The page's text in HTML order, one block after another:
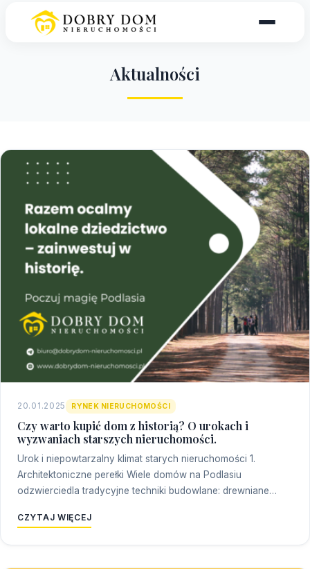
Aktualności
20.01.2025 RYNEK NIERUCHOMOŚCI
Czy warto kupić dom z historią? O urokach i
wyzwaniach starszych nieruchomości.
Urok i niepowtarzalny klimat starych nieruchomości 1.
Architektoniczne perełki Wiele domów na Podlasiu
odzwierciedla tradycyjne techniki budowlane: drewniane…
CZYTAJ WIĘCEJ